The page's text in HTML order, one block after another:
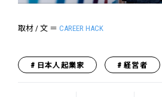
取材 / 文 ＝ CAREER HACK
日本人起業家 経営者